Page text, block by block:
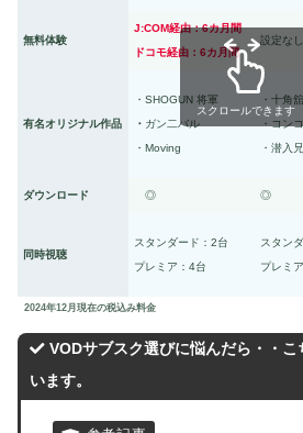
無料体験
J:COM経由：6カ月間
ドコモ経由：6カ月間
設定なし
有名オリジナル作品
・SHOGUN 将軍
・ ガン二バル
・Moving
・十角
・コン
・潜入
ダウンロード ◎ ◎
同時視聴
スタンダード：2台
プレミア：4台
スタン
プレミ
スクロールできます
2024年12月現在の税込み料金
VODサブスク選びに悩んだら・・こ
います。